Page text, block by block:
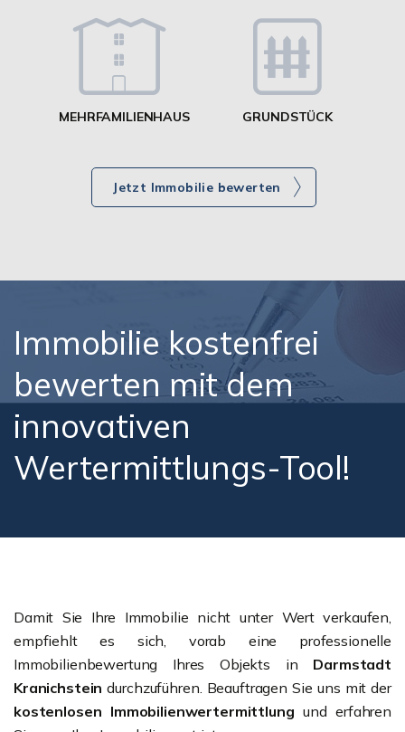
MEHRFAMILIENHAUS GRUNDSTÜCK
Jetzt Immobilie bewerten
Immobilie kostenfrei
bewerten mit dem
innovativen
Wertermittlungs-Tool!
Damit Sie Ihre Immobilie nicht unter Wert verkaufen,
empfiehlt es sich, vorab eine professionelle
Immobilienbewertung Ihres Objekts in Darmstadt
Kranichstein durchzuführen. Beauftragen Sie uns mit der
kostenlosen Immobilienwertermittlung und erfahren